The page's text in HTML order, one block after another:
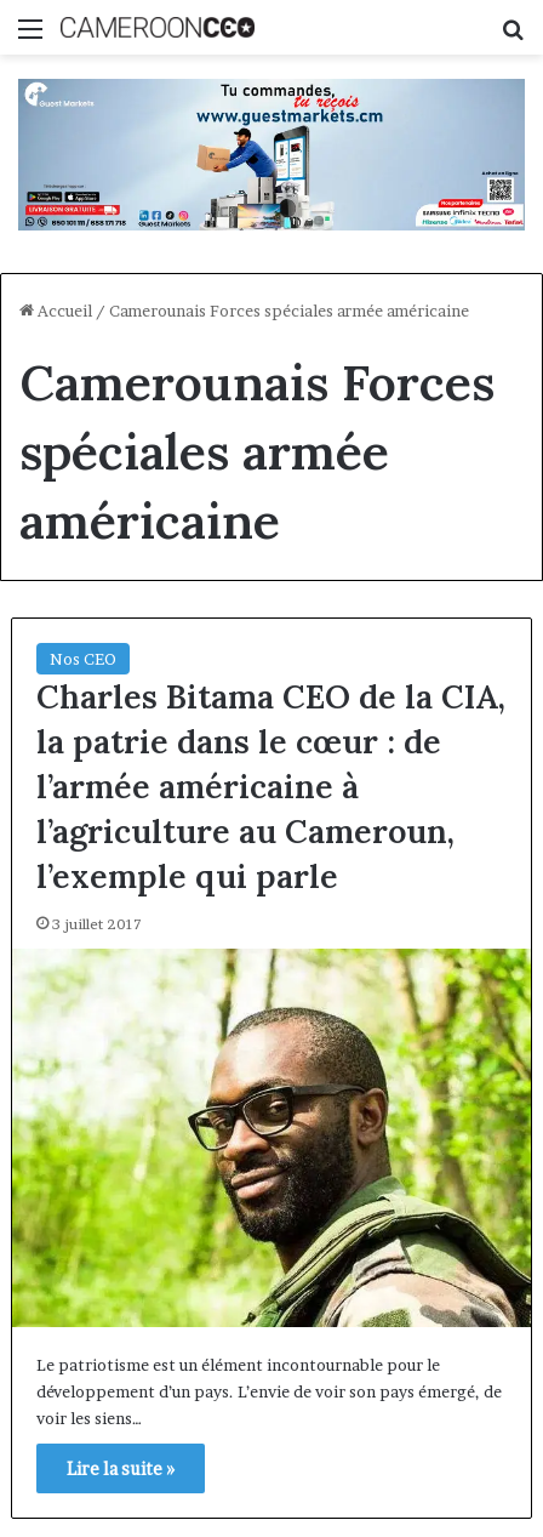
Menu
Accueil / Camerounais Forces spéciales armée américaine
Camerounais Forces
spéciales armée
américaine
Nos CEO
Charles Bitama CEO de la CIA,
la patrie dans le cœur : de
l’armée américaine à
l’agriculture au Cameroun,
l’exemple qui parle
3 juillet 2017
Le patriotisme est un élément incontournable pour le
développement d’un pays. L’envie de voir son pays émergé, de
voir les siens…
Lire la suite »